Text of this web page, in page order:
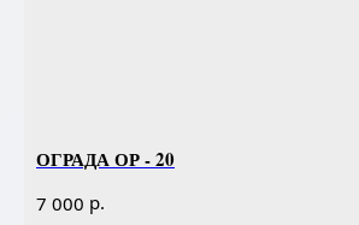
ОГРАДА ОР - 20
7 000 р.